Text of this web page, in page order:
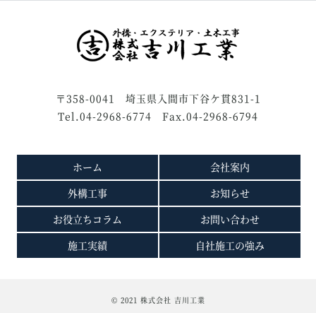
〒358-0041 埼玉県入間市下谷ケ貫831-1
Tel.04-2968-6774 Fax.04-2968-6794
ホーム
外構工事
お役立ちコラム
施工実績
自社施工の強み
会社案内
お知らせ
お問い合わせ
© 2021 株式会社 吉川工業